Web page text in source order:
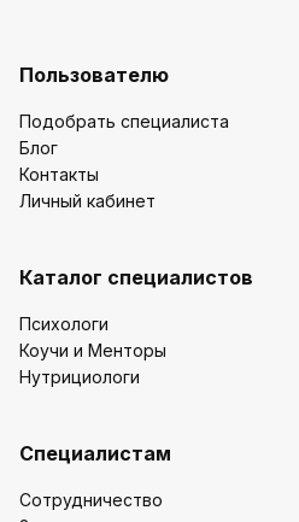
Пользователю
Подобрать специалиста
Блог
Контакты
Личный кабинет
Каталог специалистов
Психологи
Коучи и Менторы
Нутрициологи
Специалистам
Сотрудничество